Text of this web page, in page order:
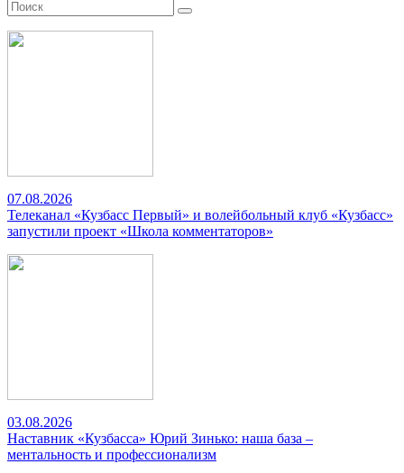
07.08.2026
Телеканал «Кузбасс Первый» и волейбольный клуб «Кузбасс»
запустили проект «Школа комментаторов»
03.08.2026
Наставник «Кузбасса» Юрий Зинько: наша база –
ментальность и профессионализм